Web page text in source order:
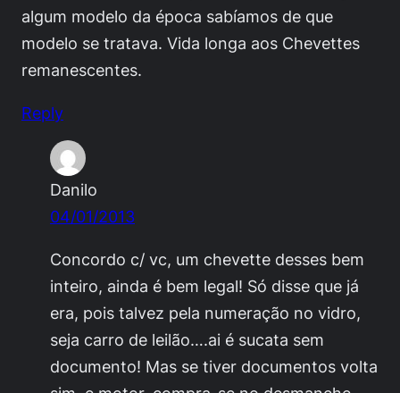
algum modelo da época sabíamos de que
modelo se tratava. Vida longa aos Chevettes
remanescentes.
Reply
Danilo
04/01/2013
Concordo c/ vc, um chevette desses bem
inteiro, ainda é bem legal! Só disse que já
era, pois talvez pela numeração no vidro,
seja carro de leilão….ai é sucata sem
documento! Mas se tiver documentos volta